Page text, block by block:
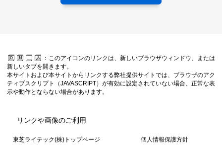
施設・屋外照明器具
スポットライト・ダウンライト
高天井用器具
屋外用照明器具（LED屋外照明器具）
住宅用火災警報器
：このアイコンのリンクは、新しいブラウザウィンドウ、または
新しいタブを開きます。
本サイトおよび本サイトからリンクする弊社提供サイトでは、ブラウザのアク
ティブスクリプト（JAVASCRIPT）が有効に設定されていない場合、正常な表
示や動作とならない場合があります。
リンクや画像のご利用
東芝ライテック(株)トップページ 個人情報保護方針